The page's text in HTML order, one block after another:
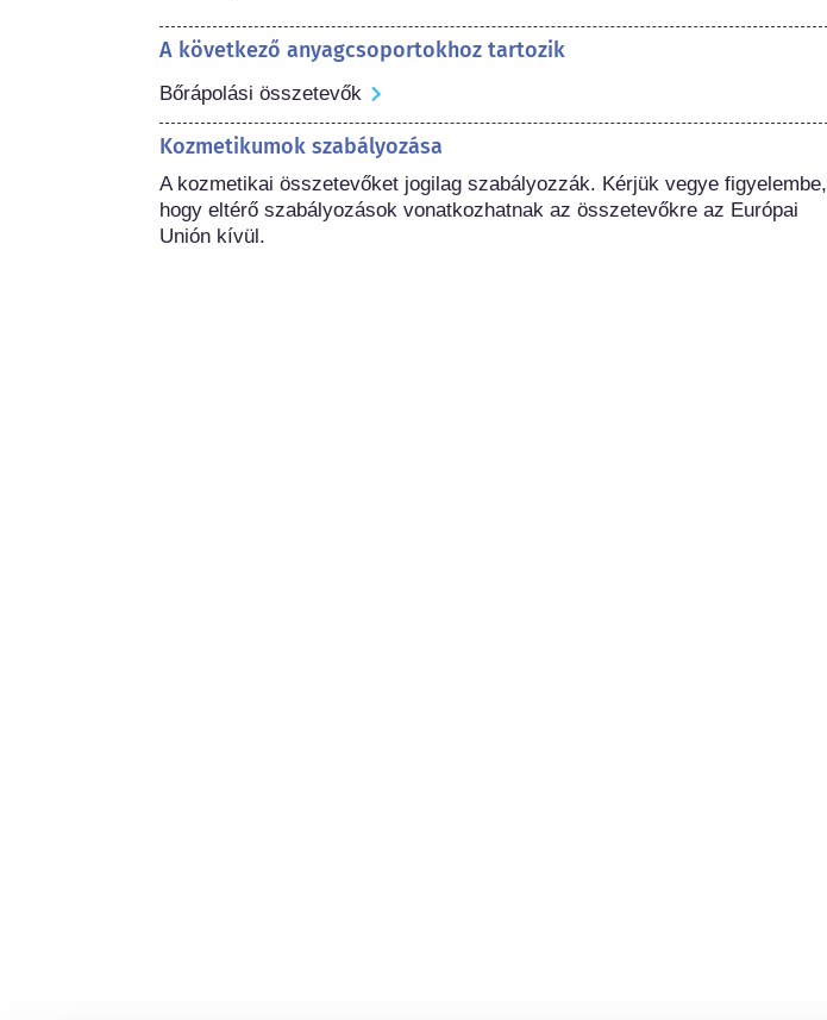
A következő anyagcsoportokhoz tartozik
Bőrápolási összetevők
Kozmetikumok szabályozása
A kozmetikai összetevőket jogilag szabályozzák. Kérjük vegye figyelembe,
hogy eltérő szabályozások vonatkozhatnak az összetevőkre az Európai
Unión kívül.